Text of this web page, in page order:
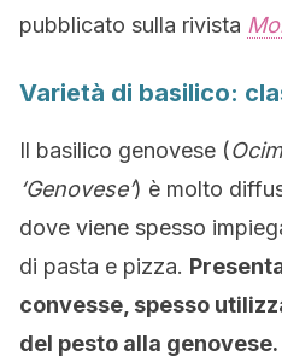
pubblicato sulla rivista
Varietà di basilico:
Il basilico genovese (
‘Genovese’) è molto
dove viene spesso
di pasta e pizza.
convesse, spesso
del pesto alla genovese.